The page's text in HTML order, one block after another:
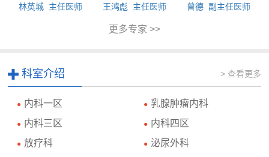
林英城 主任医师
王鸿彪 主任医师
曾德 副主任医师
更多专家 >>
科室介绍 > 查看更多
● 内科一区 ● 乳腺肿瘤内科
● 内科三区 ● 内科四区
● 放疗科 ● 泌尿外科